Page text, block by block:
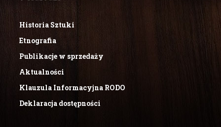
Historia Sztuki
Etnografia
Publikacje w sprzedaży
Aktualności
Klauzula Informacyjna RODO
Deklaracja dostępności